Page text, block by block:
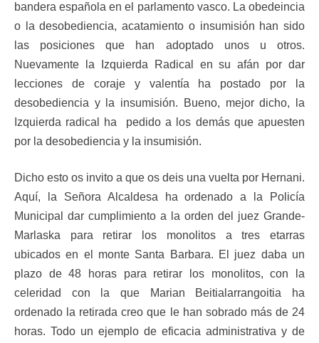
bandera española en el parlamento vasco. La obedeincia
o la desobediencia, acatamiento o insumisión han sido
las posiciones que han adoptado unos u otros.
Nuevamente la Izquierda Radical en su afán por dar
lecciones de coraje y valentía ha postado por la
desobediencia y la insumisión. Bueno, mejor dicho, la
Izquierda radical ha pedido a los demás que apuesten
por la desobediencia y la insumisión.
Dicho esto os invito a que os deis una vuelta por Hernani.
Aquí, la Señora Alcaldesa ha ordenado a la Policía
Municipal dar cumplimiento a la orden del juez Grande-
Marlaska para retirar los monolitos a tres etarras
ubicados en el monte Santa Barbara. El juez daba un
plazo de 48 horas para retirar los monolitos, con la
celeridad con la que Marian Beitialarrangoitia ha
ordenado la retirada creo que le han sobrado más de 24
horas. Todo un ejemplo de eficacia administrativa y de